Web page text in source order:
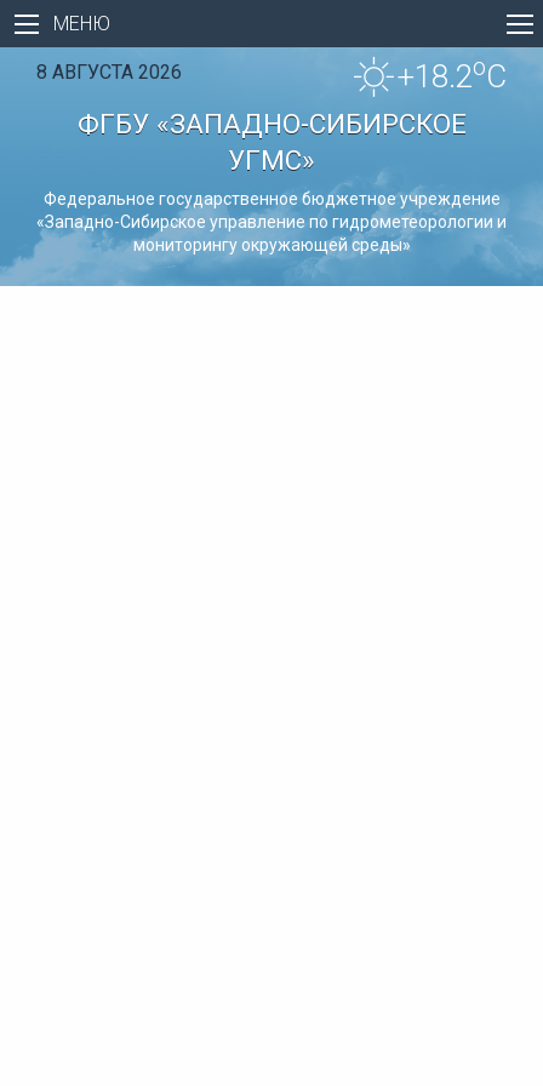
МЕНЮ
8 АВГУСТА 2026 +18.2oC
ФГБУ «ЗАПАДНО-СИБИРСКОЕ
УГМС»
Федеральное государственное бюджетное учреждение
«Западно-Сибирское управление по гидрометеорологии и
мониторингу окружающей среды»